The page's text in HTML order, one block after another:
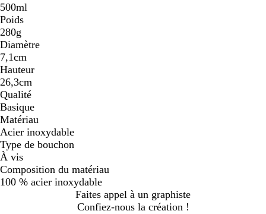
500ml
Poids
280g
Diamètre
7,1cm
Hauteur
26,3cm
Qualité
Basique
Matériau
Acier inoxydable
Type de bouchon
À vis
Composition du matériau
100 % acier inoxydable
Faites appel à un graphiste
Confiez-nous la création !